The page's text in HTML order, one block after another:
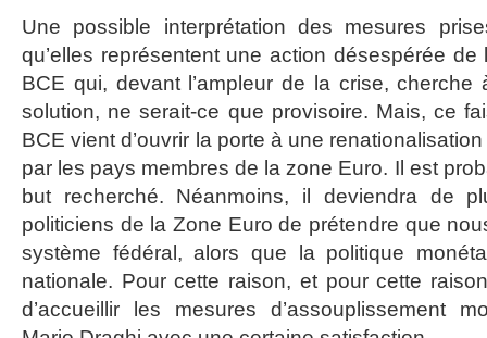
Une possible interprétation des mesures
qu’elles représentent une action désespérée de
BCE qui, devant l’ampleur de la crise,
solution, ne serait-ce que provisoire. Mais, ce
BCE vient d’ouvrir la porte à une
par les pays membres de la zone Euro. Il est
but recherché. Néanmoins, il deviendra de
politiciens de la Zone Euro de prétendre que
système fédéral, alors que la politique
nationale. Pour cette raison, et pour cette
d’accueillir les mesures d’assouplissement